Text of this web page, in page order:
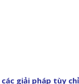
các giải pháp tùy